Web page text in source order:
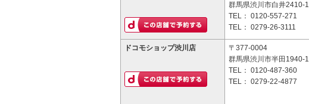
群馬県渋川市白井2410-1
TEL： 0120-557-271
TEL： 0279-26-3111
ドコモショップ渋川店
〒377-0004
群馬県渋川市半田1940-1
TEL： 0120-487-360
TEL： 0279-22-4877